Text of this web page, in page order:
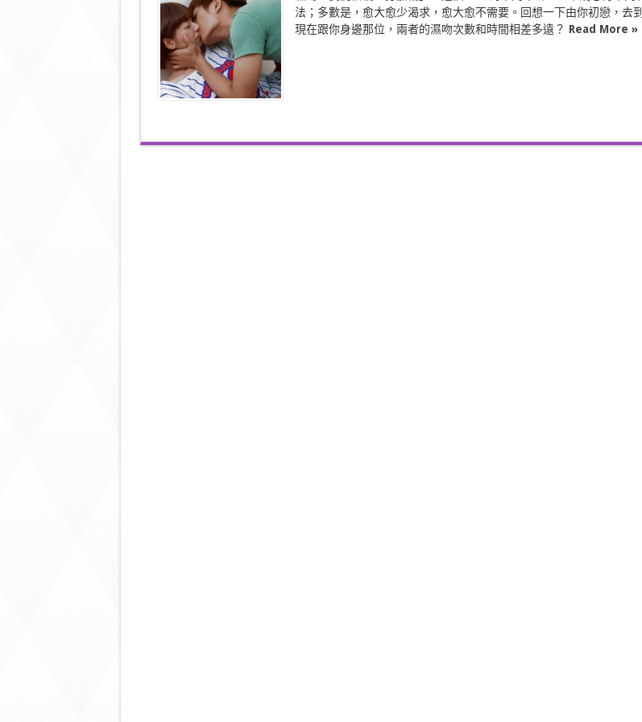
愈
不
喜
歡
打
茄
輪，
你
樣
法；多數是，愈大愈少渴求，愈大愈不需要。回想一下由你初戀，去到
現在跟你身邊那位，兩者的濕吻次數和時間相差多遠？ Read More »